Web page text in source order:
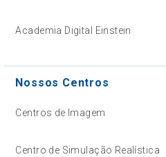
Academia Digital Einstein
Nossos Centros
Centros de Imagem
Centro de Simulação Realística